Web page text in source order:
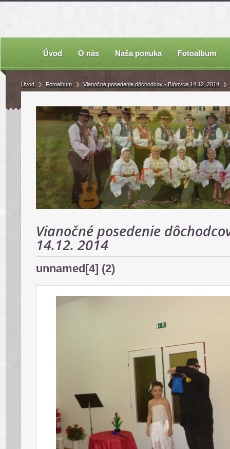
Úvod O nás Naša ponuka Fotoalbum
Úvod Fotoalbum Vianočné posedenie dôchodcov - Bíňovce 14.12. 2014
Vianočné posedenie
14.12. 2014
unnamed[4] (2)